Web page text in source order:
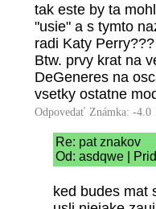
tak este by ta
"usie" a s tymto
radi Katy Perry???
Btw. prvy krat na
DeGeneres na
vsetky ostatne
Odpovedať Známka: -4.0
Re: pat znakov
Od: asdqwe |
ked budes mat